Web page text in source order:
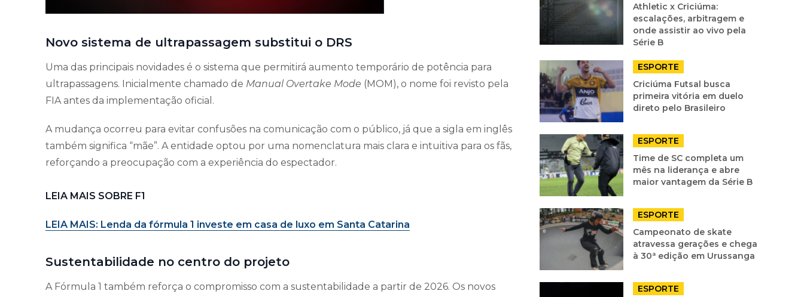
Novo sistema de ultrapassagem substitui o DRS
Uma das principais novidades é o sistema que permitirá aumento temporário de potência para
ultrapassagens. Inicialmente chamado de Manual Overtake Mode (MOM), o nome foi revisto pela
FIA antes da implementação oficial.
A mudança ocorreu para evitar confusões na comunicação com o público, já que a sigla em inglês
também significa “mãe”. A entidade optou por uma nomenclatura mais clara e intuitiva para os fãs,
reforçando a preocupação com a experiência do espectador.
LEIA MAIS SOBRE F1
LEIA MAIS: Lenda da fórmula 1 investe em casa de luxo em Santa Catarina
Sustentabilidade no centro do projeto
A Fórmula 1 também reforça o compromisso com a sustentabilidade a partir de 2026. Os novos
Athletic x Criciúma:
escalações, arbitragem e
onde assistir ao vivo pela
Série B
ESPORTE
Criciúma Futsal busca
primeira vitória em duelo
direto pelo Brasileiro
ESPORTE
Time de SC completa um
mês na liderança e abre
maior vantagem da Série B
ESPORTE
Campeonato de skate
atravessa gerações e chega
à 30ª edição em Urussanga
ESPORTE